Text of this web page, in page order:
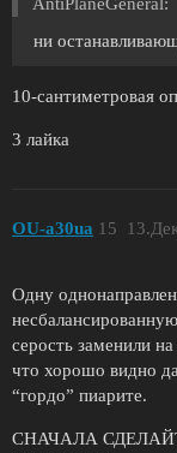
ни
10-сантиметровая
3 лайка
OU-a30ua 15
Одну
серость заменили
что хорошо видно
“гордо” пиарите.
СНАЧАЛА